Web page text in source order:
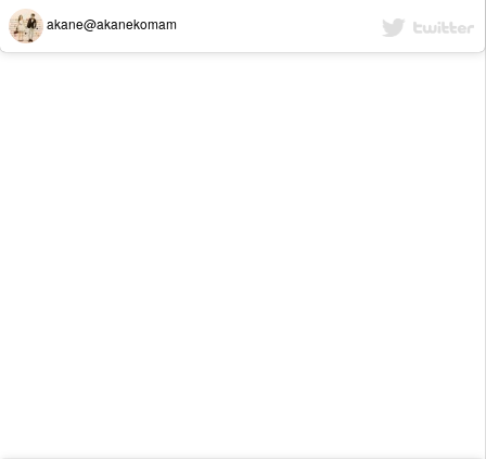
akane@akanekomam